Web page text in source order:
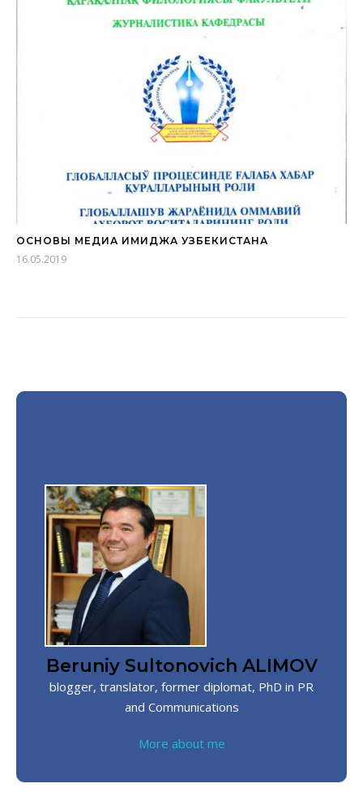
ОСНОВЫ МЕДИА ИМИДЖА УЗБЕКИСТАНА
16.05.2019
Beruniy Sultonovich ALIMOV
blogger, translator, former diplomat, PhD in PR
and Communications
More about me